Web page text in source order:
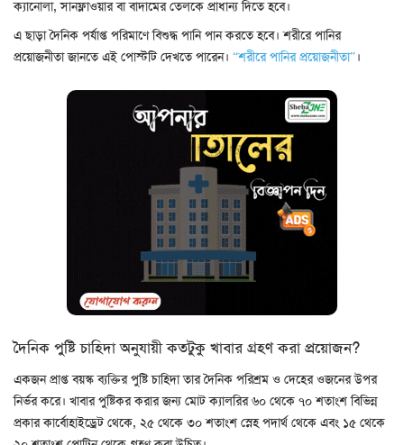
ক্যানোলা, সানফ্লাওয়ার বা বাদামের তেলকে প্রাধান্য দিতে হবে।
এ ছাড়া দৈনিক পর্যাপ্ত পরিমাণে বিশুদ্ধ পানি পান করতে হবে। শরীরে পানির
প্রয়োজনীতা জানতে এই পোস্টটি দেখতে পারেন। “শরীরে পানির প্রয়োজনীতা”।
দৈনিক পুষ্টি চাহিদা অনুযায়ী কতটুকু খাবার গ্রহণ করা প্রয়োজন?
একজন প্রাপ্ত বয়স্ক ব্যক্তির পুষ্টি চাহিদা তার দৈনিক পরিশ্রম ও দেহের ওজনের উপর
নির্ভর করে। খাবার পুষ্টিকর করার জন্য মোট ক্যালরির ৬০ থেকে ৭০ শতাংশ বিভিন্ন
প্রকার কার্বোহাইড্রেট থেকে, ২৫ থেকে ৩০ শতাংশ স্নেহ পদার্থ থেকে এবং ১৫ থেকে